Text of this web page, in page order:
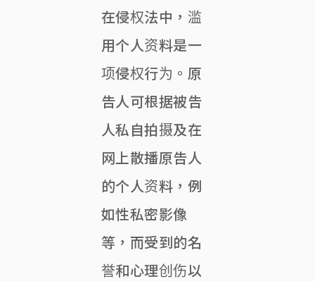
在侵权法中，滥
用个人资料是一
项侵权行为。原
告人可根据被告
人私自拍摄及在
网上散播原告人
的个人资料，例
如性私密影像
等，而受到的名
誉和心理创伤以